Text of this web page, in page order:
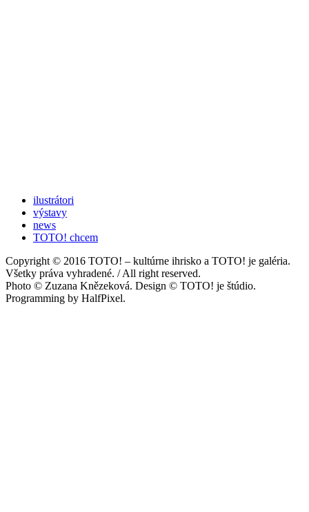
ilustrátori
výstavy
news
TOTO! chcem
Copyright © 2016 TOTO! – kultúrne ihrisko a TOTO! je galéria.
Všetky práva vyhradené. / All right reserved.
Photo © Zuzana Knězeková. Design © TOTO! je štúdio.
Programming by HalfPixel.